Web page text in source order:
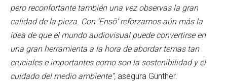
pero reconfortante también una vez observas la gran
calidad de la pieza. Con ‘Ensō’ reforzamos aún más la
idea de que el mundo audiovisual puede convertirse en
una gran herramienta a la hora de abordar temas tan
cruciales e importantes como son la sostenibilidad y el
cuidado del medio ambiente”, asegura Günther.